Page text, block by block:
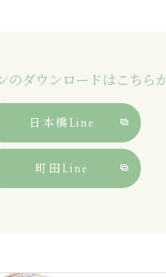
のダウンロードはこちら
日本橋Line
町田Line